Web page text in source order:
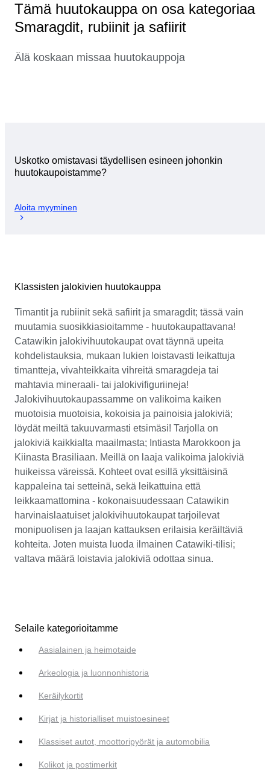
Tämä huutokauppa on osa kategoriaa
Smaragdit, rubiinit ja safiirit
Älä koskaan missaa huutokauppoja
Uskotko omistavasi täydellisen esineen johonkin
huutokaupoistamme?
Aloita myyminen
Klassisten jalokivien huutokauppa
Timantit ja rubiinit sekä safiirit ja smaragdit; tässä vain
muutamia suosikkiasioitamme - huutokaupattavana!
Catawikin jalokivihuutokaupat ovat täynnä upeita
kohdelistauksia, mukaan lukien loistavasti leikattuja
timantteja, vivahteikkaita vihreitä smaragdeja tai
mahtavia mineraali- tai jalokivifiguriineja!
Jalokivihuutokaupassamme on valikoima kaiken
muotoisia muotoisia, kokoisia ja painoisia jalokiviä;
löydät meiltä takuuvarmasti etsimäsi! Tarjolla on
jalokiviä kaikkialta maailmasta; Intiasta Marokkoon ja
Kiinasta Brasiliaan. Meillä on laaja valikoima jalokiviä
huikeissa väreissä. Kohteet ovat esillä yksittäisinä
kappaleina tai setteinä, sekä leikattuina että
leikkaamattomina - kokonaisuudessaan Catawikin
harvinaislaatuiset jalokivihuutokaupat tarjoilevat
monipuolisen ja laajan kattauksen erilaisia keräiltäviä
kohteita. Joten muista luoda ilmainen Catawiki-tilisi;
valtava määrä loistavia jalokiviä odottaa sinua.
Selaile kategorioitamme
Aasialainen ja heimotaide
Arkeologia ja luonnonhistoria
Keräilykortit
Kirjat ja historialliset muistoesineet
Klassiset autot, moottoripyörät ja automobilia
Kolikot ja postimerkit